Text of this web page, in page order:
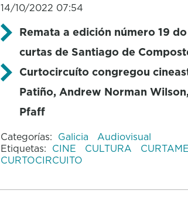
14/10/2022 07:54
Remata a edición número 19
curtas de Santiago de
Curtocircuíto congregou
Patiño, Andrew Norman
Pfaff
Categorías: Galicia
Audiovisual
Etiquetas: CINE CULTURA
CURTOCIRCUITO